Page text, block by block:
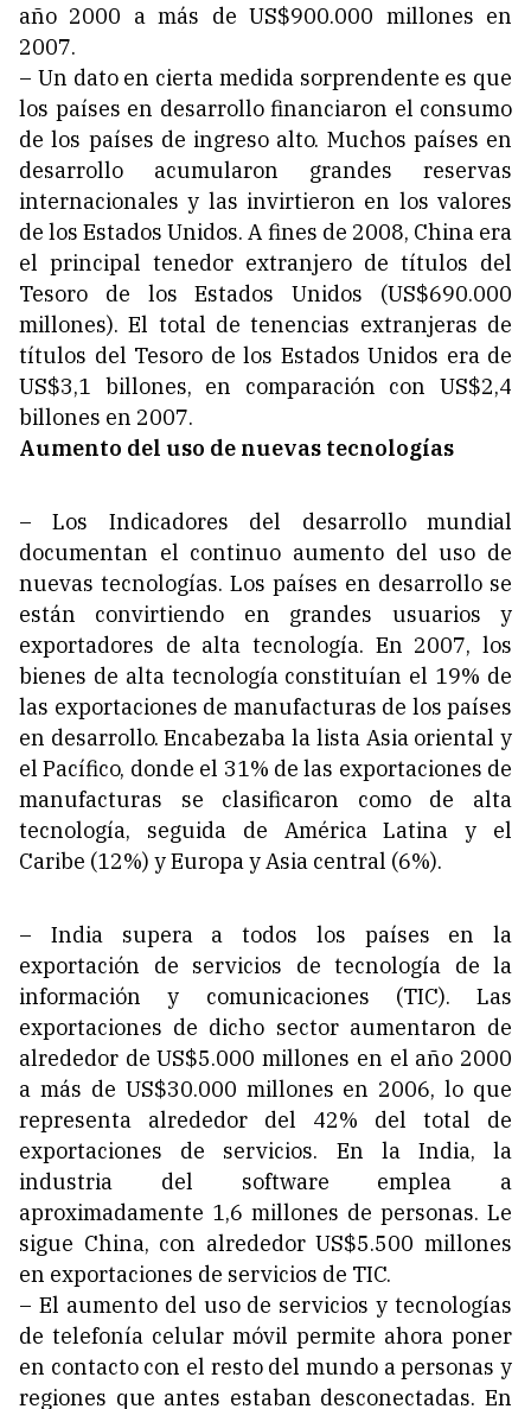
año 2000 a más de US$900.000 millones en
2007.
– Un dato en cierta medida sorprendente es que
los países en desarrollo financiaron el consumo
de los países de ingreso alto. Muchos países en
desarrollo acumularon grandes reservas
internacionales y las invirtieron en los valores
de los Estados Unidos. A fines de 2008, China era
el principal tenedor extranjero de títulos del
Tesoro de los Estados Unidos (US$690.000
millones). El total de tenencias extranjeras de
títulos del Tesoro de los Estados Unidos era de
US$3,1 billones, en comparación con US$2,4
billones en 2007.
Aumento del uso de nuevas tecnologías
– Los Indicadores del desarrollo mundial
documentan el continuo aumento del uso de
nuevas tecnologías. Los países en desarrollo se
están convirtiendo en grandes usuarios y
exportadores de alta tecnología. En 2007, los
bienes de alta tecnología constituían el 19% de
las exportaciones de manufacturas de los países
en desarrollo. Encabezaba la lista Asia oriental y
el Pacífico, donde el 31% de las exportaciones de
manufacturas se clasificaron como de alta
tecnología, seguida de América Latina y el
Caribe (12%) y Europa y Asia central (6%).
– India supera a todos los países en la
exportación de servicios de tecnología de la
información y comunicaciones (TIC). Las
exportaciones de dicho sector aumentaron de
alrededor de US$5.000 millones en el año 2000
a más de US$30.000 millones en 2006, lo que
representa alrededor del 42% del total de
exportaciones de servicios. En la India, la
industria del software emplea a
aproximadamente 1,6 millones de personas. Le
sigue China, con alrededor US$5.500 millones
en exportaciones de servicios de TIC.
– El aumento del uso de servicios y tecnologías
de telefonía celular móvil permite ahora poner
en contacto con el resto del mundo a personas y
regiones que antes estaban desconectadas. En